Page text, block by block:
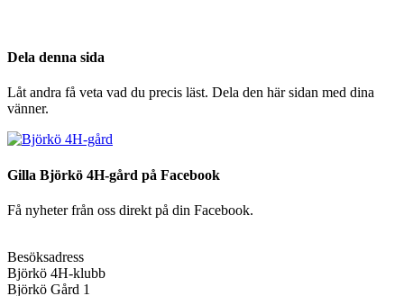
Dela denna sida
Låt andra få veta vad du precis läst. Dela den här sidan med dina
vänner.
Gilla Björkö 4H-gård på Facebook
Få nyheter från oss direkt på din Facebook.
Besöksadress
Björkö 4H-klubb
Björkö Gård 1